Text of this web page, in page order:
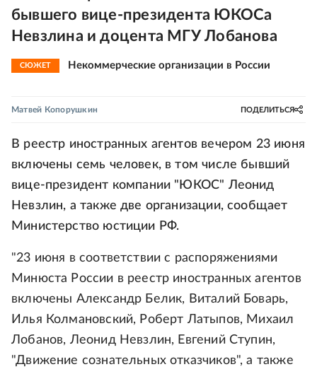
бывшего вице-президента ЮКОСа
Невзлина и доцента МГУ Лобанова
СЮЖЕТ Некоммерческие организации в России
Матвей Копорушкин ПОДЕЛИТЬСЯ
В реестр иностранных агентов вечером 23 июня
включены семь человек, в том числе бывший
вице-президент компании "ЮКОС" Леонид
Невзлин, а также две организации, сообщает
Министерство юстиции РФ.
"23 июня в соответствии с распоряжениями
Минюста России в реестр иностранных агентов
включены Александр Белик, Виталий Боварь,
Илья Колмановский, Роберт Латыпов, Михаил
Лобанов, Леонид Невзлин, Евгений Ступин,
"Движение сознательных отказчиков", а также